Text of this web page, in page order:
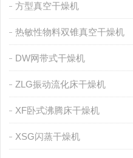
方型真空干燥机
热敏性物料双锥真空干燥机
DW网带式干燥机
ZLG振动流化床干燥机
XF卧式沸腾床干燥机
XSG闪蒸干燥机